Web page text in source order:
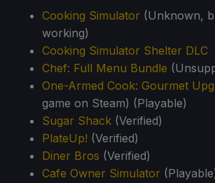
Cooking Simulator (Unknown,
working)
Cooking Simulator Shelter DLC
Chef: Full Menu Bundle
One-Armed Cook: Gourmet
game on Steam) (Playable)
Sugar Shack (Verified)
PlateUp! (Verified)
Diner Bros (Verified)
Cafe Owner Simulator